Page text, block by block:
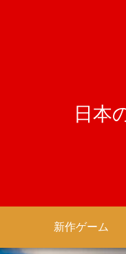
日本
新作ゲーム